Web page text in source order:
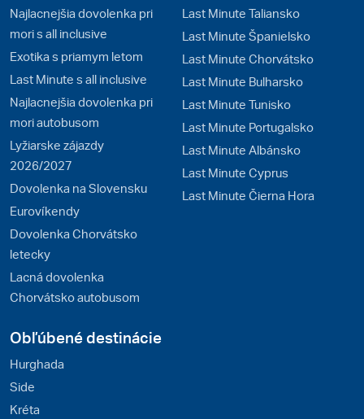
Najlacnejšia dovolenka pri
mori s all inclusive
Exotika s priamym letom
Last Minute s all inclusive
Najlacnejšia dovolenka pri
mori autobusom
Lyžiarske zájazdy
2026/2027
Dovolenka na Slovensku
Eurovíkendy
Dovolenka Chorvátsko
letecky
Lacná dovolenka
Chorvátsko autobusom
Last Minute Taliansko
Last Minute Španielsko
Last Minute Chorvátsko
Last Minute Bulharsko
Last Minute Tunisko
Last Minute Portugalsko
Last Minute Albánsko
Last Minute Cyprus
Last Minute Čierna Hora
Obľúbené destinácie
Hurghada
Side
Kréta